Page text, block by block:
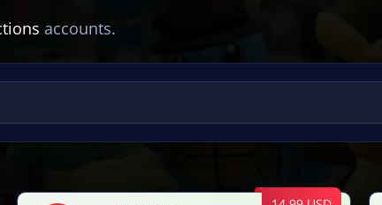
accounts.